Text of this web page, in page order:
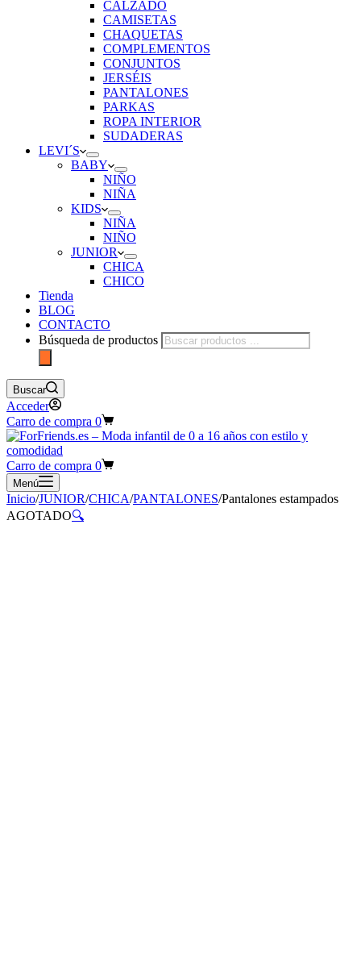
CALZADO
CAMISETAS
CHAQUETAS
COMPLEMENTOS
CONJUNTOS
JERSÉIS
PANTALONES
PARKAS
ROPA INTERIOR
SUDADERAS
LEVI´S
BABY
NIÑO
NIÑA
KIDS
NIÑA
NIÑO
JUNIOR
CHICA
CHICO
Tienda
BLOG
CONTACTO
Búsqueda de productos
Buscar
Acceder
Carro de compra 0
Carro de compra 0
Menú
Inicio/JUNIOR/CHICA/PANTALONES/Pantalones estampados
AGOTADO🔍